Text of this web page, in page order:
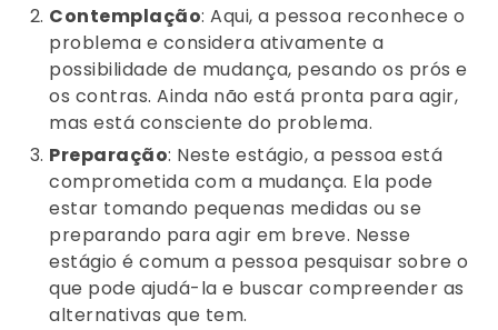
Contemplação: Aqui, a pessoa reconhece o
problema e considera ativamente a
possibilidade de mudança, pesando os prós e
os contras. Ainda não está pronta para agir,
mas está consciente do problema.
Preparação: Neste estágio, a pessoa está
comprometida com a mudança. Ela pode
estar tomando pequenas medidas ou se
preparando para agir em breve. Nesse
estágio é comum a pessoa pesquisar sobre o
que pode ajudá-la e buscar compreender as
alternativas que tem.